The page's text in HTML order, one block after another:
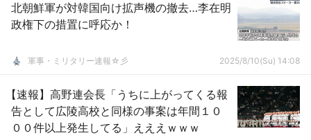
北朝鮮軍が対韓国向け拡声機の撤去…李在明
政権下の措置に呼応か！
軍事・ミリタリー速報☆彡 2025/8/10(Su) 14:08
【速報】高野連会長「うちに上がってくる報
告として広陵高校と同様の事案は年間１０
００件以上発生してる」えええｗｗｗ